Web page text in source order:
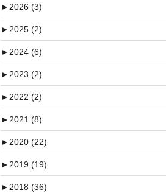
►2026 (3)
►2025 (2)
►2024 (6)
►2023 (2)
►2022 (2)
►2021 (8)
►2020 (22)
►2019 (19)
►2018 (36)